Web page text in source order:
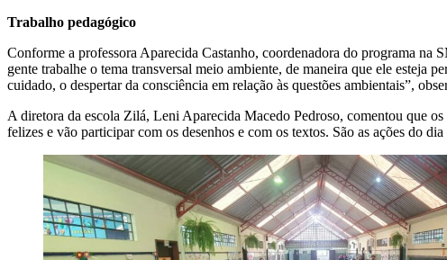
Trabalho pedagógico
Conforme a professora Aparecida Castanho, coordenadora do programa na
gente trabalhe o tema transversal meio ambiente, de maneira que ele esteja
cuidado, o despertar da consciência em relação às questões ambientais”,
A diretora da escola Zilá, Leni Aparecida Macedo Pedroso, comentou que
felizes e vão participar com os desenhos e com os textos. São as ações do